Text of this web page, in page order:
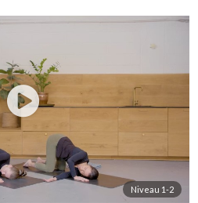
Niveau 1-2